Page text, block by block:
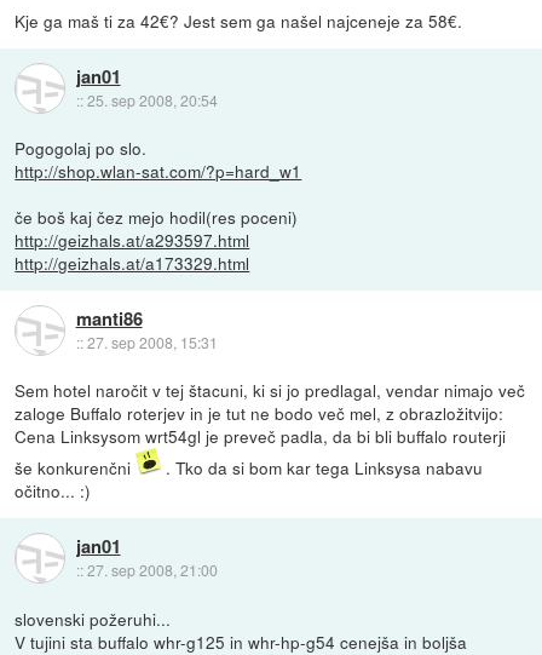
Kje ga maš ti za 42€? Jest sem ga našel najceneje za 58€.
jan01
::25. sep 2008, 20:54
Pogogolaj po slo.
http://shop.wlan-sat.com/?p=hard_w1
če boš kaj čez mejo hodil(res poceni)
http://geizhals.at/a293597.html
http://geizhals.at/a173329.html
manti86
::27. sep 2008, 15:31
Sem hotel naročit v tej štacuni, ki si jo predlagal, vendar nimajo več
zaloge Buffalo roterjev in je tut ne bodo več mel, z obrazložitvijo:
Cena Linksysom wrt54gl je preveč padla, da bi bli buffalo routerji
še konkurenčni
. Tko da si bom kar tega Linksysa nabavu
očitno... :)
jan01
::27. sep 2008, 21:00
slovenski požeruhi...
V tujini sta buffalo whr-g125 in whr-hp-g54 cenejša in boljša